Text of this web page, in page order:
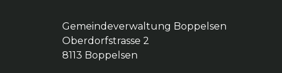
Gemeindeverwaltung Boppelsen
Oberdorfstrasse 2
8113 Boppelsen